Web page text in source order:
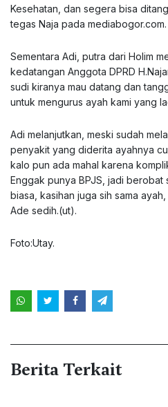
Kesehatan, dan segera bisa
tegas Naja pada mediabogor.com.
Sementara Adi, putra dari Holim
kedatangan Anggota DPRD
sudi kiranya mau datang dan
untuk mengurus ayah kami yang
Adi melanjutkan, meski sudah
penyakit yang diderita ayahnya
kalo pun ada mahal karena
Enggak punya BPJS, jadi berobat
biasa, kasihan juga sih sama
Ade sedih.(ut).
Foto:Utay.
Berita Terkait